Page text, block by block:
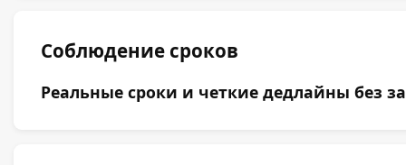
Соблюдение сроков
Реальные сроки и четкие дедлайны без